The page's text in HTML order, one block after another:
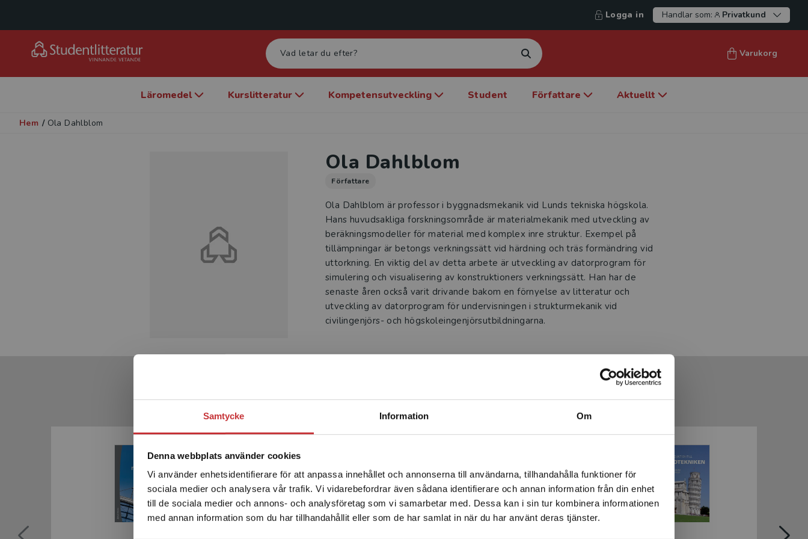
Samtycke Information Om
Denna webbplats använder cookies
Vi använder enhetsidentifierare för att anpassa innehållet och annonserna till användarna, tillhandahålla funktioner för
sociala medier och analysera vår trafik. Vi vidarebefordrar även sådana identifierare och annan information från din enhet
till de sociala medier och annons- och analysföretag som vi samarbetar med. Dessa kan i sin tur kombinera informationen
med annan information som du har tillhandahållit eller som de har samlat in när du har använt deras tjänster.
Begränsad fraktregion
Det verkar som att du besöker studentlitteratur.se via en
enhet utanför Sverige. Vi erbjuder inte leveranser utanför
Sverige. För att kunna slutföra ett köp måste
leveransadressen vara i Sverige.Läs mer
Logga in Handlar som: Privatkund
Varukorg
Läromedel Kurslitteratur Kompetensutveckling Student Författare Aktuellt
Hem / Ola Dahlblom
Ola Dahlblom
Författare
Ola Dahlblom är professor i byggnadsmekanik vid Lunds tekniska högskola.
Hans huvudsakliga forskningsområde är materialmekanik med utveckling av
beräkningsmodeller för material med komplex inre struktur. Exempel på
tillämpningar är betongs verkningssätt vid härdning och träs formändring vid
uttorkning. En viktig del av detta arbete är utveckling av datorprogram för
simulering och visualisering av konstruktioners verkningssätt. Han har de
senaste åren också varit drivande bakom en förnyelse av litteratur och
utveckling av datorprogram för undervisningen i strukturmekanik vid
civilingenjörs- och högskoleingenjörsutbildningarna.
Produkter